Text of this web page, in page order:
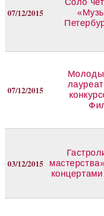
07/12/2015
Соло
07/12/2015
03/12/2015